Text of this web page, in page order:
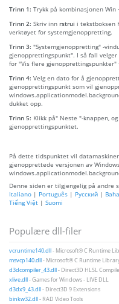
Trinn 1: Trykk på kombinasjonen
Trinn 2: Skriv inn rstrui i tekstboksen
verktøyet for systemgjenoppretting.
Trinn 3: "Systemgjenoppretting" -
gjenopprettingspunkt". I så fall
for "Vis flere
Trinn 4: Velg en dato for å
gjenopprettingspunkt som vil
dukket opp.
Trinn 5: Klikk på" Neste "-knappen,
gjenopprettingspunktet.
På dette tidspunktet vil
gjenopprettede versjonen av
Denne siden er tilgjengelig på andre
Italiano | Português | Русский |
Tiếng Việt | Suomi
Populære dll-filer
vcruntime140.dll- Microsoft® C Runtime
msvcp140.dll- Microsoft® C Runtime
d3dcompiler_43.dll- Direct3D HLSL
xlive.dll- Games for Windows - LIVE DLL
d3dx9_43.dll- Direct3D 9 Extensions
binkw32.dll- RAD Video Tools